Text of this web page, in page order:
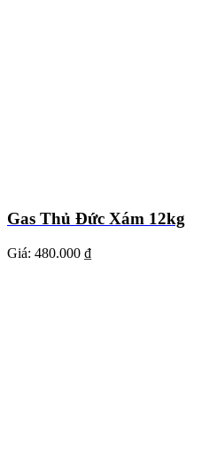
Gas Thủ Đức Xám 12kg
Giá: 480.000 ₫